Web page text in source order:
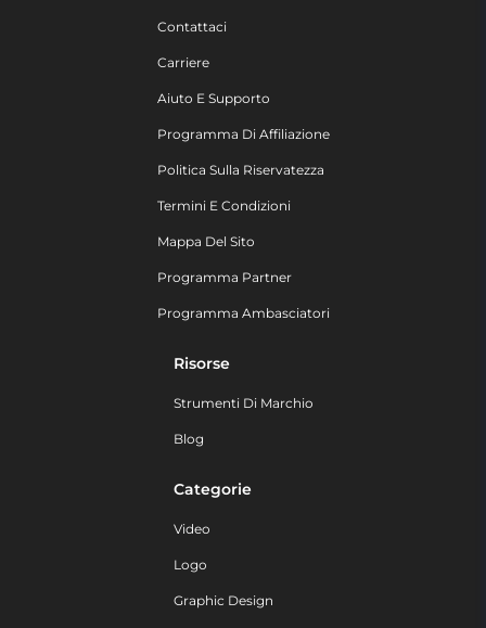
Contattaci
Carriere
Aiuto E Supporto
Programma Di Affiliazione
Politica Sulla Riservatezza
Termini E Condizioni
Mappa Del Sito
Programma Partner
Programma Ambasciatori
Risorse
Strumenti Di Marchio
Blog
Categorie
Video
Logo
Graphic Design